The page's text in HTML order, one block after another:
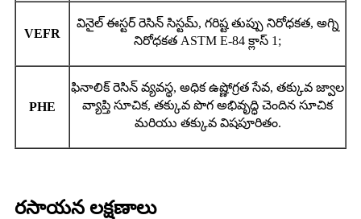
VEFR
వినైల్ ఈస్టర్ రెసిన్ సిస్టమ్, గరిష్ట తుప్పు నిరోధకత, అగ్ని
నిరోధకత ASTM E-84 క్లాస్ 1;
PHE
ఫినాలిక్ రెసిన్ వ్యవస్థ, అధిక ఉష్ణోగ్రత సేవ, తక్కువ జ్వాల
వ్యాప్తి సూచిక, తక్కువ పొగ అభివృద్ధి చెందిన సూచిక
మరియు తక్కువ విషపూరితం.
రసాయన లక్షణాలు